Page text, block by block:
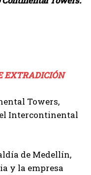
EXTRADICIÓN
Towers,
Intercontinental
de Medellín,
y la empresa